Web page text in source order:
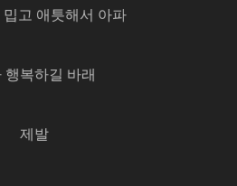
밉고 애틋해서 아파
행복하길 바래
제발